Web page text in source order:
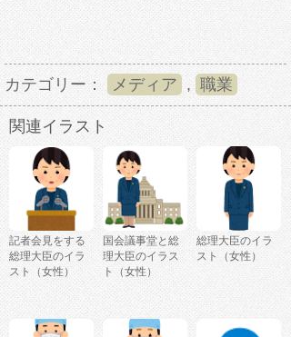
カテゴリー： メディア , 職業
関連イラスト
記者会見をする
総理大臣のイラ
スト（女性）
国会議事堂と総
理大臣のイラス
ト（女性）
総理大臣のイラ
スト（女性）